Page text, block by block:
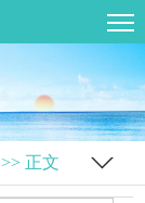
>> 正文